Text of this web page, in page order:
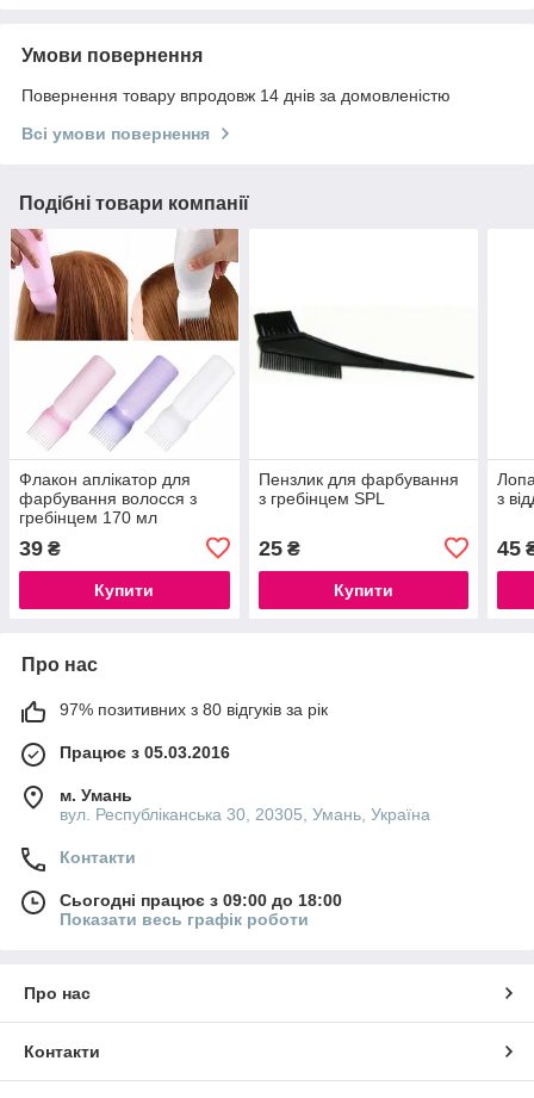
Умови повернення
Повернення товару впродовж 14 днів за домовленістю
Всі умови повернення
Подібні товари компанії
Флакон аплікатор для
фарбування волосся з
гребінцем 170 мл
39 ₴
Купити
Пензлик для фарбування
з гребінцем SPL
25₴
Купити
з
45
Про нас
97% позитивних з 80 відгуків за рік
Працює з 05.03.2016
м. Умань
вул. Республіканська 30, 20305, Умань, Україна
Контакти
Сьогодні працює з 09:00 до 18:00
Показати весь графік роботи
Про нас
Контакти